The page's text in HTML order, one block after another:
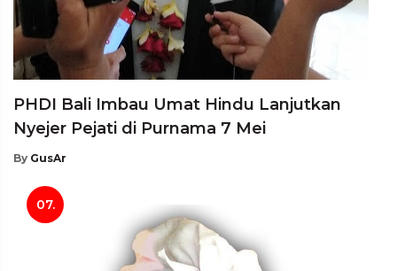
PHDI Bali Imbau Umat Hindu Lanjutkan
Nyejer Pejati di Purnama 7 Mei
By GusAr
07.